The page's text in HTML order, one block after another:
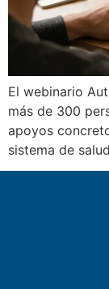
El webinario
más de 300
apoyos
sistema de